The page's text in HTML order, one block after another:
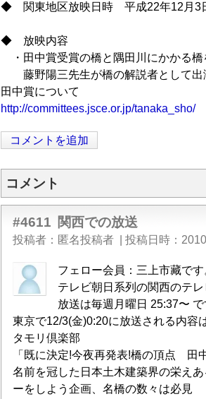
◆ 関東地区放映日時 平成22年12月3
◆ 放映内容
・田中賞受賞の橋と隅田川にかかる橋
藤野陽三先生が橋の解説者として出
田中賞について
http://committees.jsce.or.jp/tanaka_sho/
コメントを追加
コメント
#4611 関西での放送
投稿者 匿名投稿者 投稿日時
フェロー会員：三上市藏です
テレビ朝日系列の関西のテ
放送は毎週月曜日 25:37〜 で
東京で12/3(金)0:20に放送される内容
タモリ倶楽部
「既に決定!今夜再発表!橋の頂点 田
名前を冠した日本土木建築界の栄え
ーをしよう企画、名橋の数々は必見